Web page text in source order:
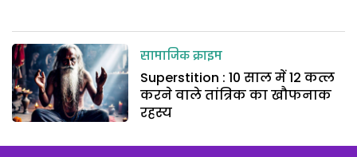
सामाजिक क्राइम
Superstition : 10 साल में 12 कत्ल
करने वाले तांत्रिक का खौफनाक
रहस्य